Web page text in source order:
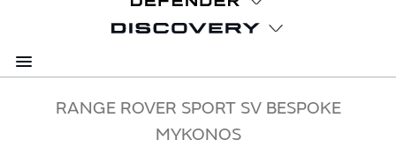
n
c
CHINA (中国（中文))
FRANCE (FRANÇAIS)
RANGE ROVER SPORT SV BESPOKE
MYKONOS